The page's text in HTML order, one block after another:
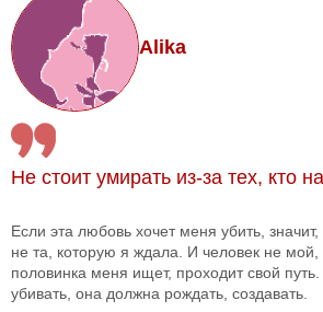
Alika
Не стоит умирать из-за тех, кто
Если эта любовь хочет меня убить,
не та, которую я ждала. И человек не
половинка меня ищет, проходит свой
убивать, она должна рождать, создавать.